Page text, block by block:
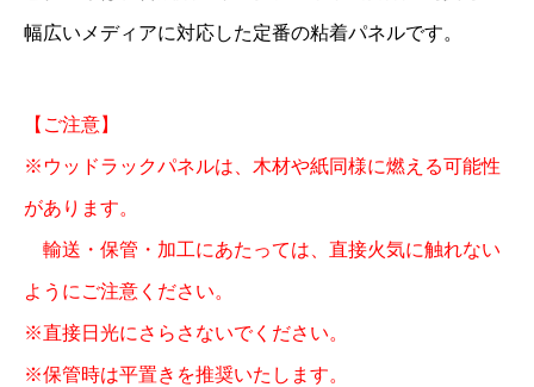
幅広いメディアに対応した定番の粘着パネルです。
【ご注意】
※ウッドラックパネルは、木材や紙同様に燃える可能性
があります。
輸送・保管・加工にあたっては、直接火気に触れない
ようにご注意ください。
※直接日光にさらさないでください。
※保管時は平置きを推奨いたします。